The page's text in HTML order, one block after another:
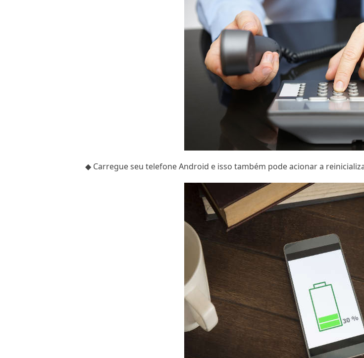
◆ Carregue seu telefone Android e isso também pode acionar a